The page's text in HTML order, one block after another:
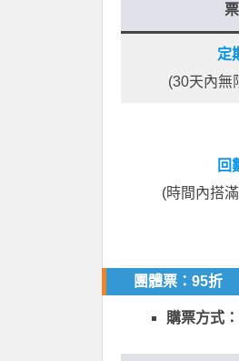
定
(30天內無
回
(時間內搭
團體票：95折
購票方式